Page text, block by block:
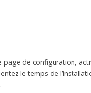
page de configuration,
le temps de